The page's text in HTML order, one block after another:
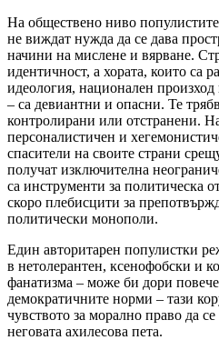
На обществено ниво
не виждат нужда да се дава
начини на мислене и вярване.
идентичност, а хората, които са
идеология, национален
– са девиантни и опасни. Те
контролирани или отстранени.
персоналистичен и
спасители на своите страни
получат изключителна
са инструменти за политическа
скоро плебисцити за
политически монополи.
Един авторитарен популистки
в нетолерантен, ксенофобски и
фанатизма – може би дори
демократичните норми – тази
чувството за морално право да
неговата ахилесова пета.